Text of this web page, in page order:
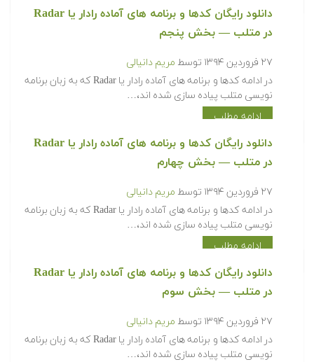
دانلود رایگان کدها و برنامه های آماده رادار یا Radar
در متلب‬‬ — بخش پنجم
۲۷ فروردین ۱۳۹۴ توسط مریم دانیالی
‫در ادامه کدها و برنامه های آماده رادار یا Radar که به زبان برنامه
نویسی متلب پیاده سازی شده اند،…
ادامه مطلب
دانلود رایگان کدها و برنامه های آماده رادار یا Radar
در متلب‬‬ — بخش چهارم
۲۷ فروردین ۱۳۹۴ توسط مریم دانیالی
‫در ادامه کدها و برنامه های آماده رادار یا Radar که به زبان برنامه
نویسی متلب پیاده سازی شده اند،…
ادامه مطلب
دانلود رایگان کدها و برنامه های آماده رادار یا Radar
در متلب‬‬ — بخش سوم
۲۷ فروردین ۱۳۹۴ توسط مریم دانیالی
‫در ادامه کدها و برنامه های آماده رادار یا Radar که به زبان برنامه
نویسی متلب پیاده سازی شده اند،…